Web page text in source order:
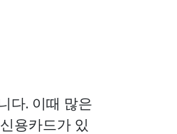
다. 이때 많은
용카드가 있